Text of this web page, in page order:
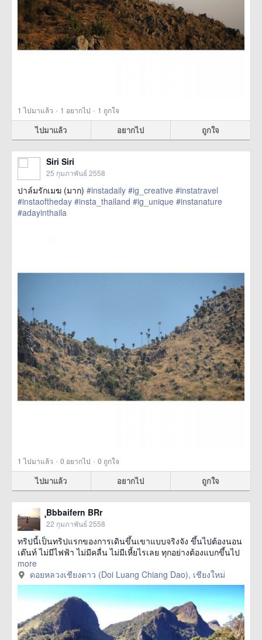
1 ไปมาแล้ว · 1 อยากไป · 1 ถูกใจ
ไปมาแล้ว อยากไป ถูกใจ
Siri Siri
25 กุมภาพันธ์ 2558
ปาล์มรักเมฆ (มาก) #instadaily #ig_creative #instatravel
#instaoftheday #insta_thailand #ig_unique #instanature
#adayinthaila
1 ไปมาแล้ว · 0 อยากไป · 0 ถูกใจ
ไปมาแล้ว อยากไป ถูกใจ
ฺฺBbbaifern BRr
22 กุมภาพันธ์ 2558
ทริปนี้เป็นทริปแรกของการเดินขึ้นเขาแบบจริงจัง ขึ้นไปต้องนอน
เต๊นท์ ไม่มีไฟฟ้า ไม่มีคลื่น ไม่มีเหี้ยไรเลย ทุกอย่างต้องแบกขึ้นไป
more
ดอยหลวงเชียงดาว (Doi Luang Chiang Dao), เชียงใหม่